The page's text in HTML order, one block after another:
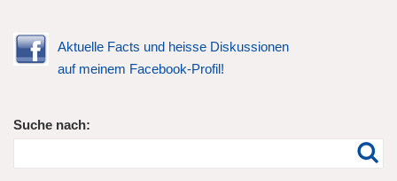
Aktuelle Facts und heisse Diskussionen
auf meinem Facebook-Profil!
Suche nach: